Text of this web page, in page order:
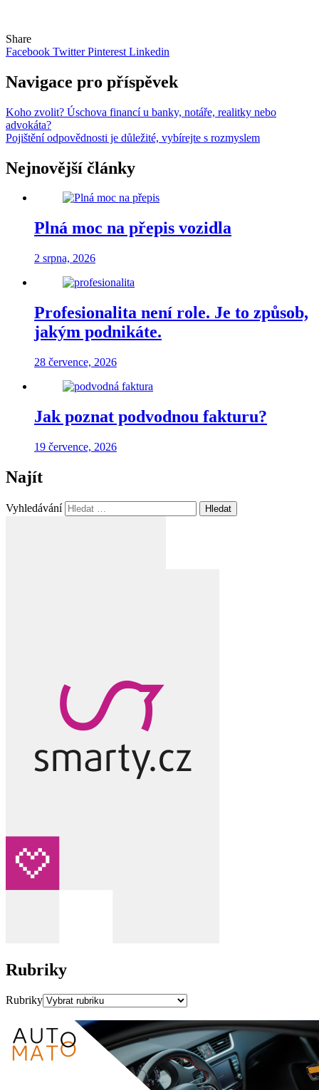
Share
Facebook TwitterPinterest Linkedin
Navigace pro příspěvek
Koho zvolit? Úschova financí u banky, notáře, realitky nebo
advokáta?
Pojištění odpovědnosti je důležité, vybírejte s rozmyslem
Nejnovější články
Plná moc na přepis vozidla
2 srpna, 2026
Profesionalita není role. Je to způsob,
jakým podnikáte.
28 července, 2026
Jak poznat podvodnou fakturu?
19 července, 2026
Najít
Vyhledávání
Rubriky
Rubriky